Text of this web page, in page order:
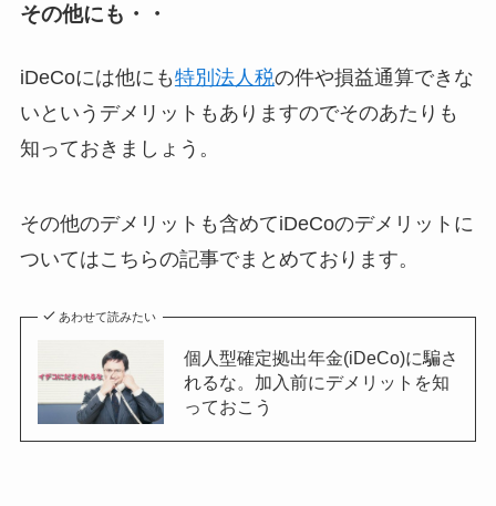
その他にも・・
iDeCoには他にも特別法人税の件や損益通算できな
いというデメリットもありますのでそのあたりも
知っておきましょう。
その他のデメリットも含めてiDeCoのデメリットに
ついてはこちらの記事でまとめております。
あわせて読みたい
個人型確定拠出年金(iDeCo)に騙さ
れるな。加入前にデメリットを知
っておこう